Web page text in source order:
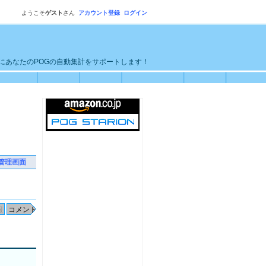
ようこそゲスト さん アカウント登録 ログイン
なたのPOGの自動集計をサポートします！
理画面